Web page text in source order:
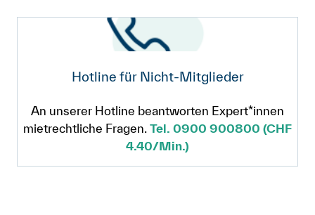
Hotline für Nicht-Mitglieder
An unserer Hotline beantworten Expert*innen
mietrechtliche Fragen. Tel. 0900 900800 (CHF
4.40/Min.)